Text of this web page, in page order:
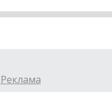
Реклама